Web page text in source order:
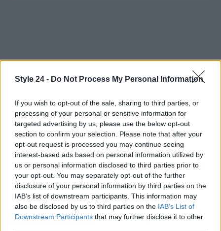
Style 24 - Do Not Process My Personal Information
If you wish to opt-out of the sale, sharing to third parties, or
processing of your personal or sensitive information for
targeted advertising by us, please use the below opt-out
section to confirm your selection. Please note that after your
opt-out request is processed you may continue seeing
interest-based ads based on personal information utilized by
us or personal information disclosed to third parties prior to
your opt-out. You may separately opt-out of the further
disclosure of your personal information by third parties on the
IAB’s list of downstream participants. This information may
also be disclosed by us to third parties on the IAB’s List of
Downstream Participants that may further disclose it to other